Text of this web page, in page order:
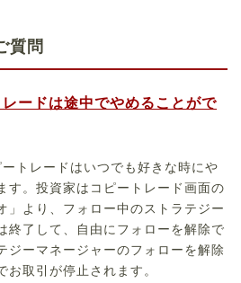
質問
ードは途中でやめることがで
トレードはいつでも好きな時にや
す。投資家はコピートレード画面の
」より、フォロー中のストラテジー
終了して、自由にフォローを解除で
ジーマネージャーのフォローを解除
お取引が停止されます。